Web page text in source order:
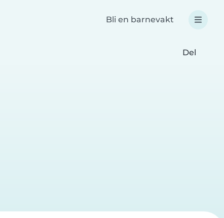
Bli en barnevakt
Del